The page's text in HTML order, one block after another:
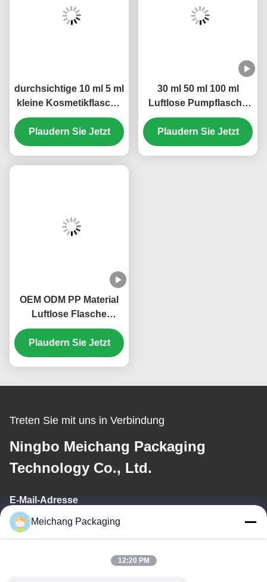
durchsichtige 10 ml 5 ml
kleine Kosmetikflasche
mit Luftloser
Nachfüllpumpe OEM-
Marke (MC-229)
Plaudern Sie Jetzt
30 ml 50 ml 100 ml
Luftlose Pumpflasche
Custom Logo
Lecksicher
Konstruktion (MC-233)
Plaudern Sie Jetzt
OEM ODM PP Material
Luftlose Flasche
Kosmetische
Verpackung 20 ml 30 ml
Volumen (MC-214)
Plaudern Sie Jetzt
Treten Sie mit uns in Verbindung
Ningbo Meichang Packaging
Technology Co., Ltd.
E-Mail-Adresse
meichang1@mcpackaging.cn
Meichang Packaging
12:20 PM